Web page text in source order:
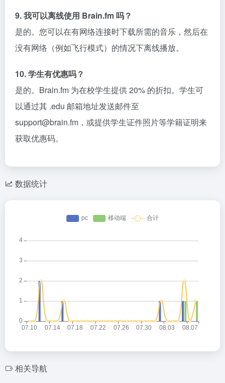
9. 我可以离线使用 Brain.fm 吗？
是的。您可以在有网络连接时下载所需的音乐，然后在
没有网络（例如飞行模式）的情况下离线播放。
10. 学生有优惠吗？
是的。Brain.fm 为在校学生提供 20% 的折扣。学生可
以通过其 .edu 邮箱地址发送邮件至
support@brain.fm，或提供学生证件照片等学籍证明来
获取优惠码。
数据统计
相关导航